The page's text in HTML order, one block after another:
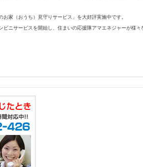
お家（おうち）見守りサービス」を大好評実施中です。
ビニサービスを開始し、住まいの応援隊アマエネジャーが様